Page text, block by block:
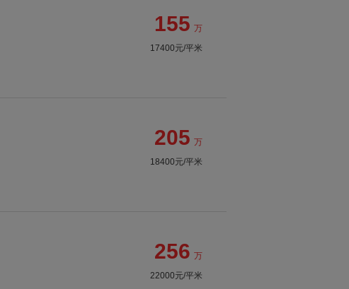
155 万
17400元/平米
205 万
18400元/平米
256 万
22000元/平米